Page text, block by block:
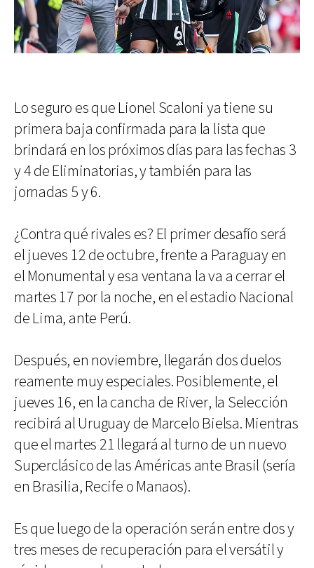
Lo seguro es que Lionel Scaloni ya tiene su
primera baja confirmada para la lista que
brindará en los próximos días para las fechas 3
y 4 de Eliminatorias, y también para las
jornadas 5 y 6.
¿Contra qué rivales es? El primer desafío será
el jueves 12 de octubre, frente a Paraguay en
el Monumental y esa ventana la va a cerrar el
martes 17 por la noche, en el estadio Nacional
de Lima, ante Perú.
Después, en noviembre, llegarán dos duelos
reamente muy especiales. Posiblemente, el
jueves 16, en la cancha de River, la Selección
recibirá al Uruguay de Marcelo Bielsa. Mientras
que el martes 21 llegará al turno de un nuevo
Superclásico de las Américas ante Brasil (sería
en Brasilia, Recife o Manaos).
Es que luego de la operación serán entre dos y
tres meses de recuperación para el versátil y